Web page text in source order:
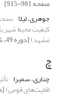
صفحه 901-915]
جوهری، لیلا
کیفیت محیط شهر
مشهد)[دوره 49، شماره 1، 1396، صفحه 167-183]
چ
چناری، سمیرا
اقلیت‌های قومی)[دوره